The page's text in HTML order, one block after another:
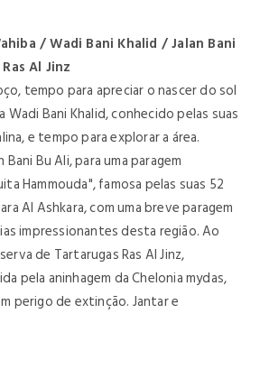
/ Wadi Bani Khalid / Jalan Bani
Al Jinz
tempo para apreciar o nascer do sol
Wadi Bani Khalid, conhecido pelas suas
e tempo para explorar a área.
Bu Ali, para uma paragem
Hammouda", famosa pelas suas 52
Al Ashkara, com uma breve paragem
impressionantes desta região. Ao
de Tartarugas Ras Al Jinz,
pela aninhagem da Chelonia mydas,
perigo de extinção. Jantar e